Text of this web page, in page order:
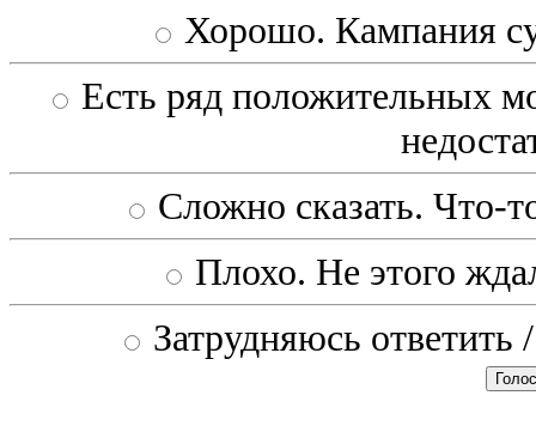
Хорошо. Кампания
Есть ряд положительных
Сложно сказать. Что-
Плохо. Не этого
Затрудняюсь